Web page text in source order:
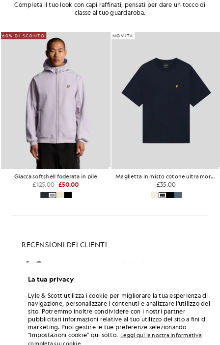
Completa il tuo look con capi raffinati, pensati per dare un tocco di
classe al tuo guardaroba.
60% DI SCONTO
Giacca softshell foderata in pile
£125.00 £50.00
NOVITÀ
Maglietta in misto cotone ultra morbido
£35.00
La tua privacy
Lyle & Scott utilizza i cookie per migliorare la tua esperienza di
navigazione, personalizzare i contenuti e analizzare l'utilizzo del
sito. Potremmo inoltre condividere con i nostri partner
pubblicitari informazioni relative al tuo utilizzo del sito a fini di
marketing. Puoi gestire le tue preferenze selezionando
"Impostazioni cookie" qui sotto. Leggi qui la nostra informativa